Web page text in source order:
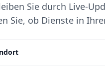
Sie durch Live-
Sie, ob Dienste in